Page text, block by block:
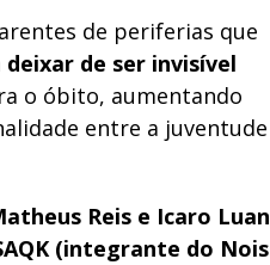
de periferias que
deixar de ser invisível
o óbito, aumentando
entre a juventude
Reis e Icaro Luan
(integrante do Nois